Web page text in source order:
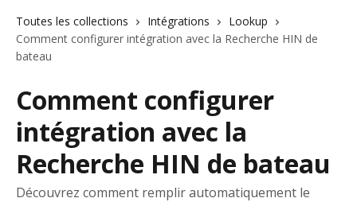
Toutes les collections Intégrations
Lookup
Comment configurer intégration avec la Recherche HIN de
bateau
Comment configurer
intégration avec la
Recherche HIN de bateau
Découvrez comment remplir automatiquement le